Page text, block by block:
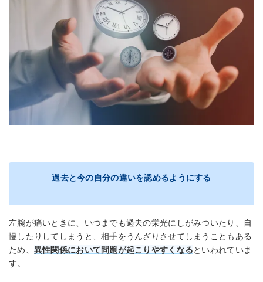
過去と今の自分の違いを認めるようにする
左腕が痛いときに、いつまでも過去の栄光にしがみついたり、自
慢したりしてしまうと、相手をうんざりさせてしまうこともある
ため、 異性関係において問題が起こりやすくなるといわれていま
す。